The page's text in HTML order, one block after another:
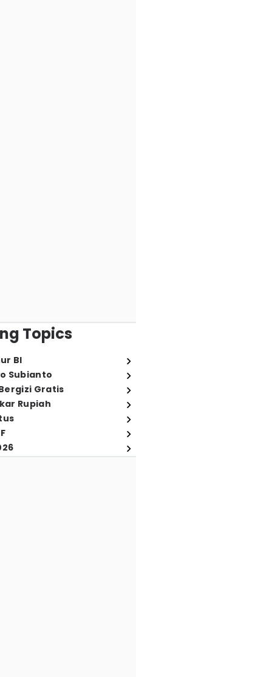
Topics
BI
Subianto
Gratis
Rupiah